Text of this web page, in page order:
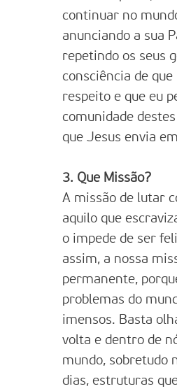
continuar no
anunciando a sua
repetindo os seus
consciência de
respeito e que eu
comunidade
que Jesus envia
3. Que Missão?
A missão de lutar
aquilo que
o impede de ser
assim, a nossa
permanente,
problemas do
imensos. Basta
volta e dentro de
mundo, sobretudo
dias, estruturas